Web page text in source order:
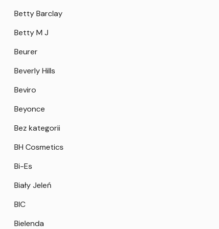
Betty Barclay
Betty M J
Beurer
Beverly Hills
Beviro
Beyonce
Bez kategorii
BH Cosmetics
Bi-Es
Biały Jeleń
BIC
Bielenda